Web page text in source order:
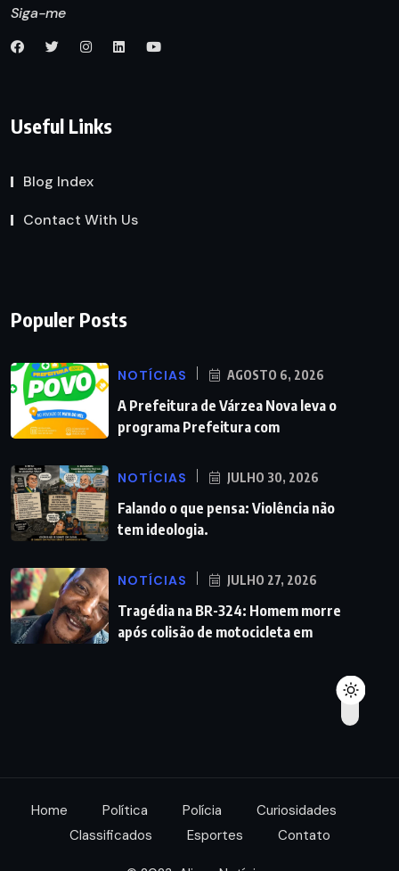
Siga-me
Useful Links
Blog Index
Contact With Us
Populer Posts
NOTÍCIAS AGOSTO 6, 2026
A Prefeitura de Várzea Nova leva o
programa Prefeitura com
NOTÍCIAS JULHO 30, 2026
Falando o que pensa: Violência não
tem ideologia.
NOTÍCIAS JULHO 27, 2026
Tragédia na BR-324: Homem morre
após colisão de motocicleta em
Home Política Polícia
Curiosidades
Classificados
Esportes Contato